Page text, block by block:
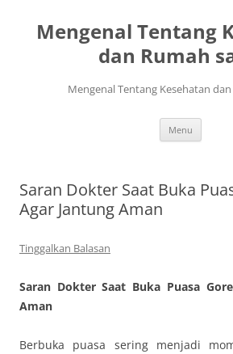
Mengenal Tentang
dan Rumah
Mengenal Tentang Kesehatan
Menu
Saran Dokter Saat Buka
Agar Jantung Aman
Tinggalkan Balasan
Saran Dokter Saat Buka Puasa
Aman
Berbuka puasa sering menjadi